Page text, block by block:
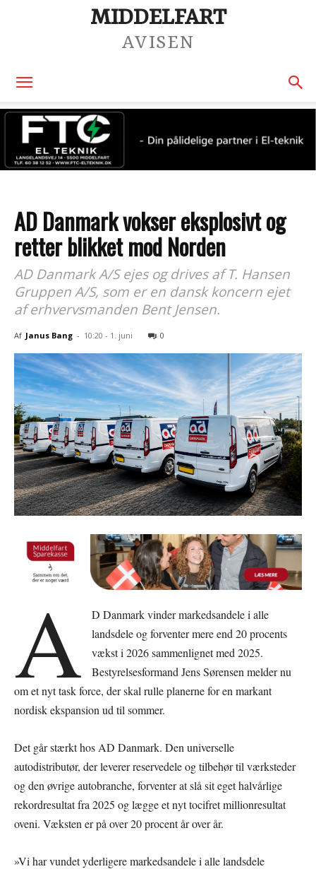
MIDDELFART
AVISEN
AD Danmark vokser eksplosivt og
retter blikket mod Norden
AD Danmark A/S ejes og drives af T. Hansen
Gruppen A/S, som er en dansk koncern ejet
af erhvervsmanden Bent Jensen.
Af Janus Bang - 10:20 - 1. juni 0
A
D Danmark vinder markedsandele i alle
landsdele og forventer mere end 20 procents
vækst i 2026 sammenlignet med 2025.
Bestyrelsesformand Jens Sørensen melder nu
om et nyt task force, der skal rulle planerne for en markant
nordisk ekspansion ud til sommer.
Det går stærkt hos AD Danmark. Den universelle
autodistributør, der leverer reservedele og tilbehør til værksteder
og den øvrige autobranche, forventer at slå sit eget halvårlige
rekordresultat fra 2025 og lægge et nyt tocifret millionresultat
oveni. Væksten er på over 20 procent år over år.
»Vi har vundet yderligere markedsandele i alle landsdele